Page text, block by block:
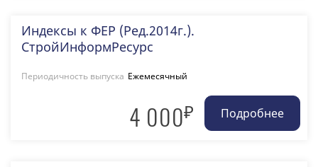
Индексы к ФЕР (Ред.2014г.).
СтройИнформРесурс
Периодичность выпуска Ежемесячный
4 000₽